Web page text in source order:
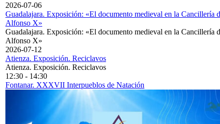
2026-07-06
Guadalajara. Exposición: «El documento medieval en la Cancillería
Alfonso X»
Guadalajara. Exposición: «El documento medieval en la Cancillería
Alfonso X»
2026-07-12
Atienza. Exposición. Reciclavos
Atienza. Exposición. Reciclavos
12:30 - 14:30
Fontanar. XXXVII Interpueblos de Natación